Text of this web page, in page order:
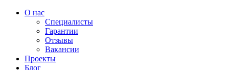
О нас
Специалисты
Гарантии
Отзывы
Вакансии
Проекты
Блог